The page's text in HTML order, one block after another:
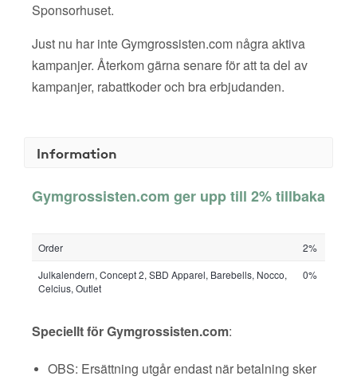
Sponsorhuset.
Just nu har inte Gymgrossisten.com några aktiva
kampanjer. Återkom gärna senare för att ta del av
kampanjer, rabattkoder och bra erbjudanden.
Information
Gymgrossisten.com ger upp till 2% tillbaka
Order
2%
Julkalendern, Concept 2, SBD Apparel, Barebells, Nocco,
Celcius, Outlet
0%
Speciellt för Gymgrossisten.com:
OBS: Ersättning utgår endast när betalning sker